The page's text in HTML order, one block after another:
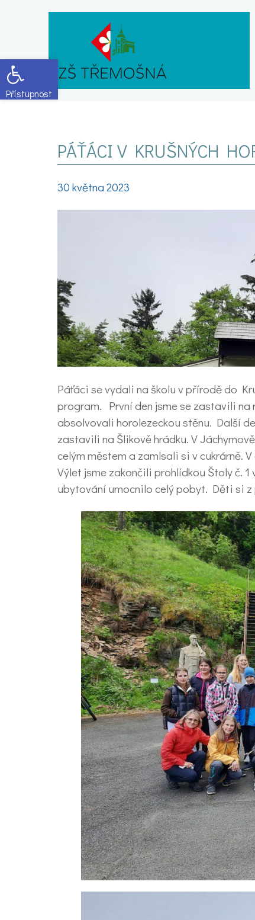
Open toolbar
PÁŤÁCI V KRUŠNÝCH
30 května 2023
Páťáci se vydali na školu v přírodě do
program. První den jsme se zastavili na
absolvovali horolezeckou stěnu. Další
zastavili na Šlikově hrádku. V
celým městem a zamlsali si v cukrárně.
Výlet jsme zakončili prohlídkou Štoly č.
ubytování umocnilo celý pobyt. Děti si